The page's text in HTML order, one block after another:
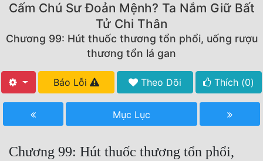
Truyện Mới Ra
Truyện Convert
Cấm Chú Sư Đoản Mệnh? Ta Nắm Giữ Bất
Tử Chi Thân
Chương 99: Hút thuốc thương tổn phổi, uống rượu
thương tổn lá gan
Báo Lỗi Theo Dõi Thích (0)
Mục Lục
Chương 99: Hút thuốc thương tổn phổi,